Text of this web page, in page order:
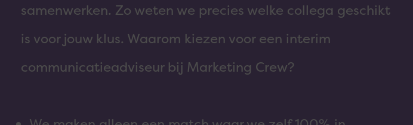
samenwerken. Zo weten we precies welke collega geschikt
is voor jouw klus. Waarom kiezen voor een interim
communicatieadviseur bij Marketing Crew?